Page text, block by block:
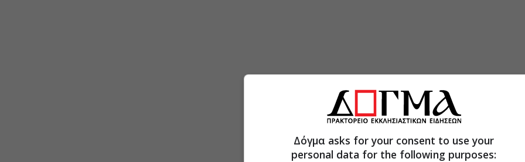
Δόγμα asks for your consent to use your
personal data for the following purposes: